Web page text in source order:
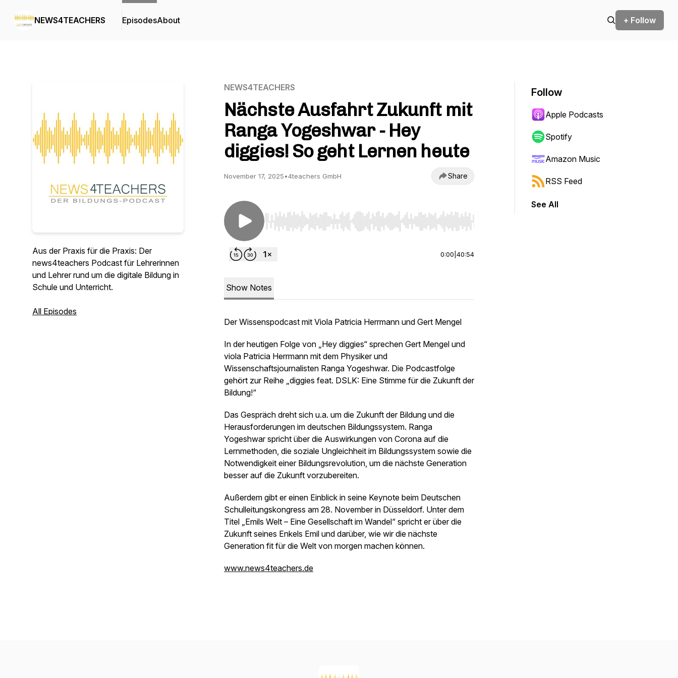
NEWS4TEACHERS EpisodesAbout + Follow
Aus der Praxis für die Praxis: Der
news4teachers Podcast für Lehrerinnen
und Lehrer rund um die digitale Bildung in
Schule und Unterricht.
All Episodes
NEWS4TEACHERS
Nächste Ausfahrt Zukunft mit
Ranga Yogeshwar - Hey
diggies! So geht Lernen heute
November 17, 2025•4teachers GmbH Share
Use Left/Right to seek, Home/End to jump to start or end. Hold shift to jump forward or backward.
0:00 40:54
Show Notes
Der Wissenspodcast mit Viola Patricia Herrmann und Gert Mengel
In der heutigen Folge von „Hey diggies“ sprechen Gert Mengel und
viola Patricia Herrmann mit dem Physiker und
Wissenschaftsjournalisten Ranga Yogeshwar. Die Podcastfolge
gehört zur Reihe „diggies feat. DSLK: Eine Stimme für die Zukunft der
Bildung!“
Das Gespräch dreht sich u.a. um die Zukunft der Bildung und die
Herausforderungen im deutschen Bildungssystem. Ranga
Yogeshwar spricht über die Auswirkungen von Corona auf die
Lernmethoden, die soziale Ungleichheit im Bildungssystem sowie die
Notwendigkeit einer Bildungsrevolution, um die nächste Generation
besser auf die Zukunft vorzubereiten.
Außerdem gibt er einen Einblick in seine Keynote beim Deutschen
Schulleitungskongress am 28. November in Düsseldorf. Unter dem
Titel „Emils Welt – Eine Gesellschaft im Wandel“ spricht er über die
Zukunft seines Enkels Emil und darüber, wie wir die nächste
Generation fit für die Welt von morgen machen können.
www.news4teachers.de
Follow
Apple Podcasts
Spotify
Amazon Music
RSS Feed
See All